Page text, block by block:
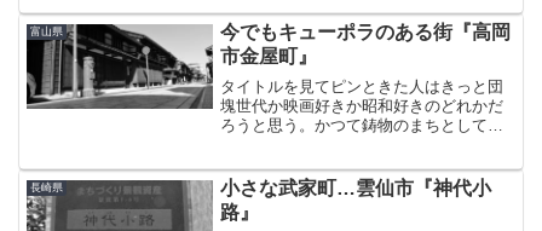
茶な旅程を立てたなぁ・・と苦笑しなが
ら島原港に降り立ったまで...
富山県
今でもキューポラのある街『高岡
市金屋町』
タイトルを見てピンときた人はきっと団
塊世代か映画好きか昭和好きのどれかだ
ろうと思う。かつて鋳物のまちとして栄
させる風景に、300km近く離れた富山県
の高岡市で出会ったの...
長崎県
小さな武家町…雲仙市『神代小
路』